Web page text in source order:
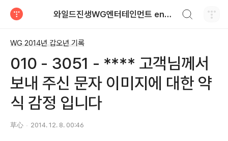
와일드진생WG엔터테인먼트 entertainment
WG 2014년 갑오년 기록
010 - 3051 - **** 고객님께서
보내 주신 문자 이미지에 대한 약
식 감정 입니다
草心 2014. 12. 8. 00:46